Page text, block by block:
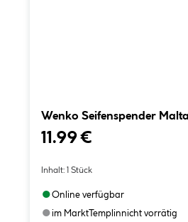
Wenko Seifenspender
11.99 €
Inhalt: 1 Stück
●Online verfügbar
●im MarktTemplinnicht vorrätig